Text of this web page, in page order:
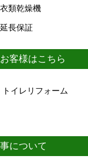
衣類乾燥機
延長保証
客様はこちら
トイレリフォーム
について